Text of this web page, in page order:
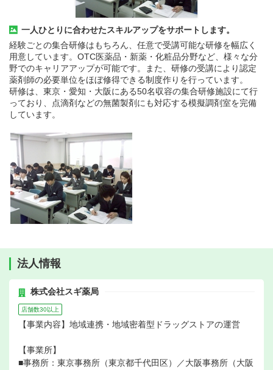
一人ひとりに合わせたスキルアップをサポートします。
経験ごとの集合研修はもちろん、任意で受講可能な研修を幅広く
用意しています。OTC医薬品・新薬・化粧品分野など、様々な分
野でのキャリアアップが可能です。また、研修の受講により認定
薬剤師の必要単位をほぼ修得できる制度作りを行っています。
研修は、東京・愛知・大阪にある50名収容の集合研修施設にて行
っており、点滴剤などの無菌製剤にも対応する模擬調剤室を完備
しています。
法人情報
株式会社スギ薬局
店舗数30以上
【事業内容】地域連携・地域密着型ドラッグストアの運営
【事業所】
■事務所：東京事務所（東京都千代田区）／大阪事務所（大阪